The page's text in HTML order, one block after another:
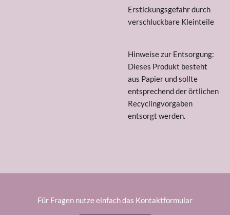
Erstickungsgefahr durch
verschluckbare Kleinteile
Hinweise zur Entsorgung:
Dieses Produkt besteht
aus Papier und sollte
entsprechend der örtlichen
Recyclingvorgaben
entsorgt werden.
Für Fragen nutze einfach das Kontaktformular